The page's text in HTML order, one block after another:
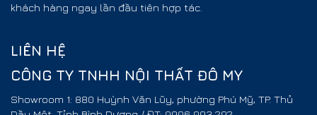
khách hàng ngay lần đầu tiên hợp tác.
LIÊN HỆ
CÔNG TY TNHH NỘI THẤT ĐÔ MY
Showroom 1: 880 Huỳnh Văn Lũy, phường Phú Mỹ, TP. Thủ